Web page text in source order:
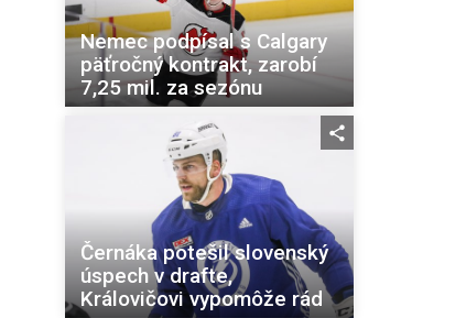
Nemec podpísal s Calgary
päťročný kontrakt, zarobí
7,25 mil. za sezónu
Černáka potešil slovenský
úspech v drafte,
Královičovi vypomôže rád